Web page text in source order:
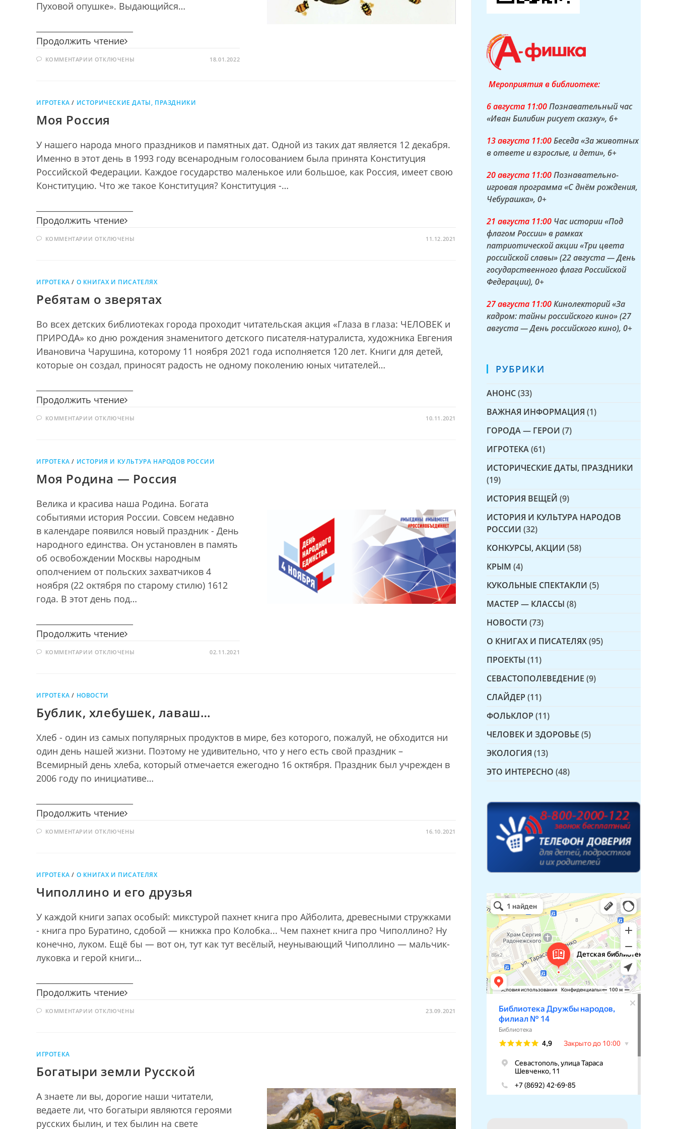
Пуховой опушке». Выдающийся…
Продолжить чтение Винни-
и
КОММЕНТАРИИ К
ВСЕ-
ВСЕ…
ОТКЛЮЧЕНЫ 18.01.2022
ИГРОТЕКА / ИСТОРИЧЕСКИЕ ДАТЫ, ПРАЗДНИКИ
Моя Россия
У нашего народа много праздников и памятных дат. Одной из таких дат является 12 декабря.
Именно в этот день в 1993 году всенародным голосованием была принята Конституция
Российской Федерации. Каждое государство маленькое или большое, как Россия, имеет свою
Конституцию. Что же такое Конституция? Конституция -…
Продолжить чтение Моя
КОММЕНТАРИИ КОТКЛЮЧЕНЫ 11.12.2021
ИГРОТЕКА / О КНИГАХ И ПИСАТЕЛЯХ
Ребятам о зверятах
Во всех детских библиотеках города проходит читательская акция «Глаза в глаза: ЧЕЛОВЕК и
ПРИРОДА» ко дню рождения знаменитого детского писателя-натуралиста, художника Евгения
Ивановича Чарушина, которому 11 ноября 2021 года исполняется 120 лет. Книги для детей,
которые он создал, приносят радость не одному поколению юных читателей…
Продолжить чтение Ребятам
зверятах
КОММЕНТАРИИ КОТКЛЮЧЕНЫ 10.11.2021
ИГРОТЕКА / ИСТОРИЯ И КУЛЬТУРА НАРОДОВ РОССИИ
Моя Родина — Россия
Велика и красива наша Родина. Богата
событиями история России. Совсем недавно
в календаре появился новый праздник - День
народного единства. Он установлен в память
об освобождении Москвы народным
ополчением от польских захватчиков 4
ноября (22 октября по старому стилю) 1612
года. В этот день под…
Продолжить чтение Моя
—
КОММЕНТАРИИ КОТКЛЮЧЕНЫ 02.11.2021
ИГРОТЕКА / НОВОСТИ
Бублик, хлебушек, лаваш…
Хлеб - один из самых популярных продуктов в мире, без которого, пожалуй, не обходится ни
один день нашей жизни. Поэтому не удивительно, что у него есть свой праздник –
Всемирный день хлеба, который отмечается ежегодно 16 октября. Праздник был учрежден в
2006 году по инициативе…
Продолжить чтение Бублик,
лаваш…
КОММЕНТАРИИ КОТКЛЮЧЕНЫ 16.10.2021
ИГРОТЕКА / О КНИГАХ И ПИСАТЕЛЯХ
Чиполлино и его друзья
У каждой книги запах особый: микстурой пахнет книга про Айболита, древесными стружками
- книга про Буратино, сдобой — книжка про Колобка... Чем пахнет книга про Чиполлино? Ну
конечно, луком. Ещё бы — вот он, тут как тут весёлый, неунывающий Чиполлино — мальчик-
луковка и герой книги…
Продолжить чтение Чиполлино
его
КОММЕНТАРИИ КОТКЛЮЧЕНЫ 23.09.2021
ИГРОТЕКА
Богатыри земли Русской
А знаете ли вы, дорогие наши читатели,
ведаете ли, что богатыри являются героями
русских былин, и тех былин на свете
Мероприятия в библиотеке:
6 августа 11:00Познавательный час
«Иван Билибин рисует сказку», 6+
13 августа 11:00Беседа «За животных
в ответе и взрослые, и дети», 6+
20 августа 11:00Познавательно-
игровая программа «С днём рождения,
Чебурашка», 0+
21 августа 11:00 Час истории «Под
флагом России» в рамках
патриотической акции «Три цвета
российской славы» (22 августа — День
государственного флага Российской
Федерации), 0+
27 августа 11:00Кинолекторий «За
кадром: тайны российского кино» (27
августа — День российского кино), 0+
РУБРИКИ
АНОНС(33)
ВАЖНАЯ ИНФОРМАЦИЯ (1)
ГОРОДА — ГЕРОИ (7)
ИГРОТЕКА(61)
ИСТОРИЧЕСКИЕ ДАТЫ, ПРАЗДНИКИ
(19)
ИСТОРИЯ ВЕЩЕЙ (9)
ИСТОРИЯ И КУЛЬТУРА НАРОДОВ
РОССИИ (32)
КОНКУРСЫ, АКЦИИ (58)
КРЫМ (4)
КУКОЛЬНЫЕ СПЕКТАКЛИ (5)
МАСТЕР — КЛАССЫ (8)
НОВОСТИ (73)
О КНИГАХ И ПИСАТЕЛЯХ(95)
ПРОЕКТЫ (11)
СЕВАСТОПОЛЕВЕДЕНИЕ (9)
СЛАЙДЕР (11)
ФОЛЬКЛОР (11)
ЧЕЛОВЕК И ЗДОРОВЬЕ (5)
ЭКОЛОГИЯ (13)
ЭТО ИНТЕРЕСНО (48)
Детская библиотека № 14 Дружбы народов
Библиотека в Севастополе